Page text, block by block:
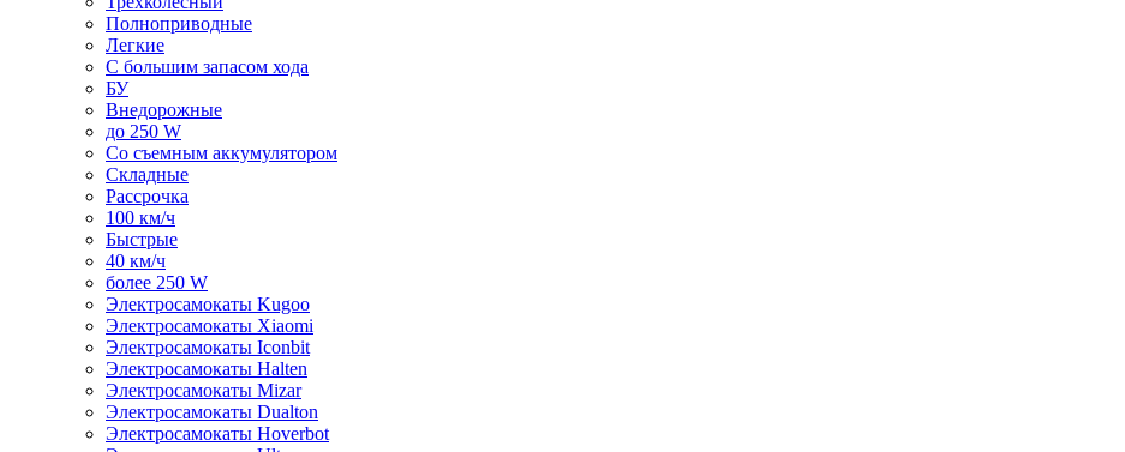
Полноприводные
Легкие
С большим запасом хода
БУ
Внедорожные
до 250 W
Со съемным аккумулятором
Складные
Рассрочка
100 км/ч
Быстрые
40 км/ч
более 250 W
Электросамокаты Kugoo
Электросамокаты Xiaomi
Электросамокаты Iconbit
Электросамокаты Halten
Электросамокаты Mizar
Электросамокаты Dualton
Электросамокаты Hoverbot